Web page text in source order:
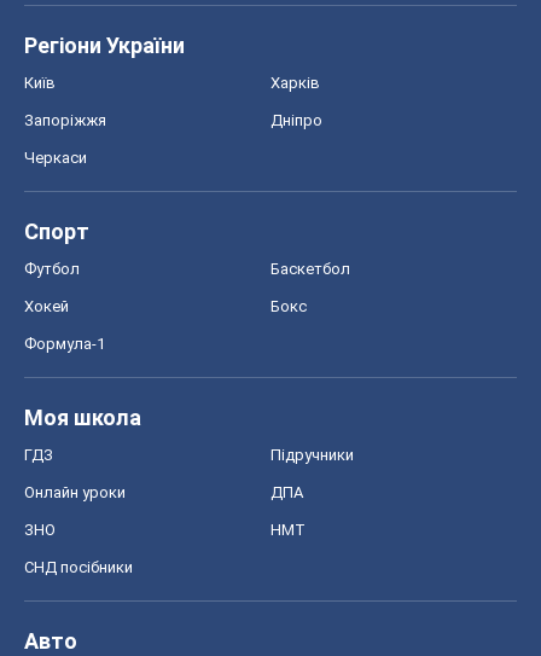
Регіони України
Київ Харків
Запоріжжя Дніпро
Черкаси
Спорт
Футбол Баскетбол
Хокей Бокс
Формула-1
Моя школа
ГДЗ Підручники
Онлайн уроки ДПА
ЗНО НМТ
СНД посібники
Авто